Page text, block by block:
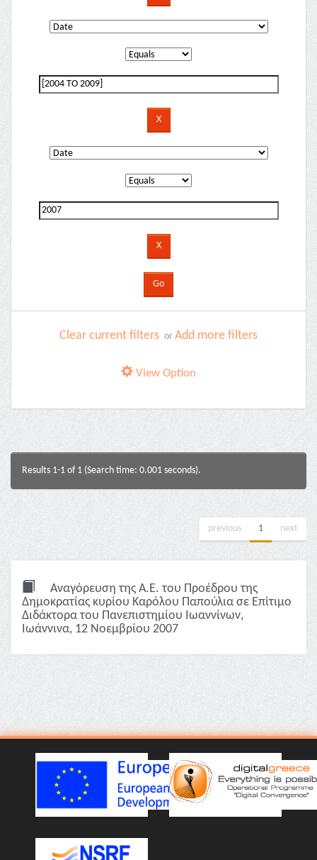
Clear current filters or Add more filters
View Option
Results 1-1 of 1 (Search time: 0.001 seconds).
previous 1 next
Αναγόρευση της Α.Ε. του Προέδρου της
Δημοκρατίας κυρίου Καρόλου Παπούλια σε Επίτιμο
Διδάκτορα του Πανεπιστημίου Ιωαννίνων,
Ιωάννινα, 12 Νοεμβρίου 2007